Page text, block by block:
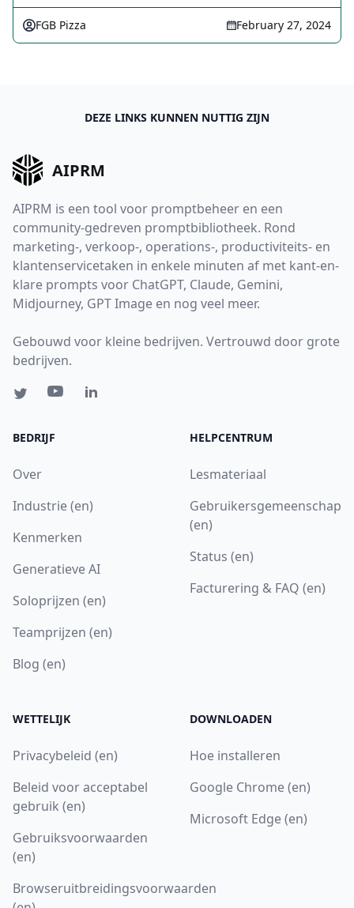
FGB Pizza February 27, 2024
DEZE LINKS KUNNEN NUTTIG ZIJN
AIPRM
AIPRM is een tool voor promptbeheer en een
community-gedreven promptbibliotheek. Rond
marketing-, verkoop-, operations-, productiviteits- en
klantenservicetaken in enkele minuten af met kant-en-
klare prompts voor ChatGPT, Claude, Gemini,
Midjourney, GPT Image en nog veel meer.
Gebouwd voor kleine bedrijven. Vertrouwd door grote
bedrijven.
BEDRIJF
Over
Industrie (en)
Kenmerken
Generatieve AI
Soloprijzen (en)
Teamprijzen (en)
Blog (en)
HELPCENTRUM
Lesmateriaal
Gebruikersgemeenschap
(en)
Status (en)
Facturering & FAQ (en)
WETTELIJK
Privacybeleid (en)
Beleid voor acceptabel
gebruik (en)
Gebruiksvoorwaarden
(en)
Browseruitbreidingsvoorwaarden
DOWNLOADEN
Hoe installeren
Google Chrome (en)
Microsoft Edge (en)